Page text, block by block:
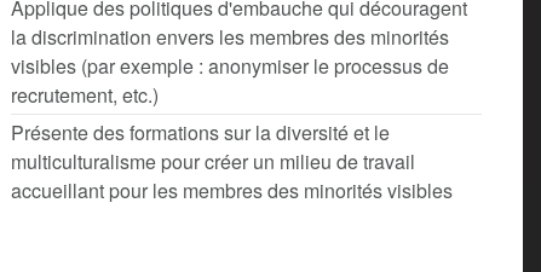
Applique des politiques d'embauche qui découragent
la discrimination envers les membres des minorités
visibles (par exemple : anonymiser le processus de
recrutement, etc.)
Présente des formations sur la diversité et le
multiculturalisme pour créer un milieu de travail
accueillant pour les membres des minorités visibles